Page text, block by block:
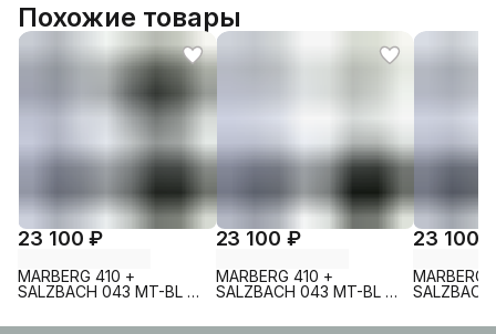
Похожие товары
23 100 ₽
MARBERG 410 +
SALZBACH 043 MT-BL +
23 100 ₽
MARBERG 410 +
SALZBACH 043 MT-BL +
23 100
MARBERG